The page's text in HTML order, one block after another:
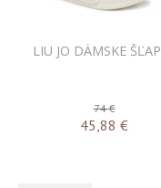
LIU JO DÁMSKE
74 €
45,88 €